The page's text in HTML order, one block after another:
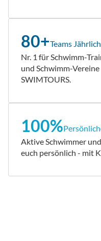
80+Teams Jährlich
Nr. 1 für Schwimm-
und Schwimm-
SWIMTOURS.
100%
Aktive Schwimmer
euch persönlich - mit